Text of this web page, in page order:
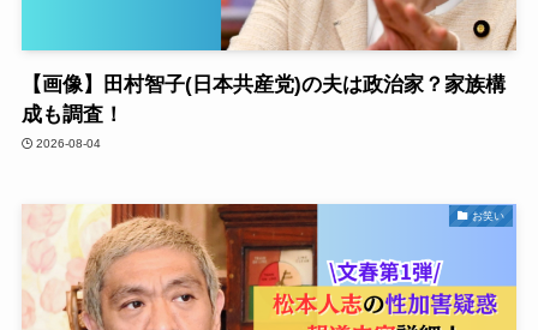
【画像】田村智子(日本共産党)の夫は政治家？家族構
成も調査！
2026-08-04
お笑い